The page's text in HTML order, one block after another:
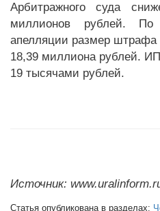
Арбитражного суда
миллионов рублей. По
апелляции размер
18,39 миллиона рублей.
19 тысячами рублей.
Источник:
Статья опубликована в разделах: